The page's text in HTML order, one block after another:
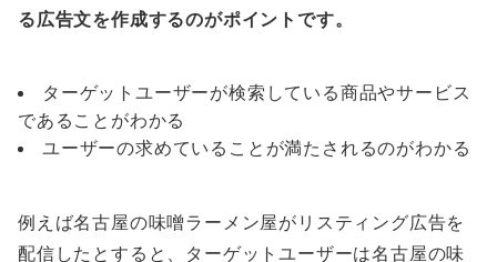
る広告文を作成するのがポイントです。
ターゲットユーザーが検索している商品やサービス
であることがわかる
ユーザーの求めていることが満たされるのがわかる
例えば名古屋の味噌ラーメン屋がリスティング広告を
配信したとすると、ターゲットユーザーは名古屋の味